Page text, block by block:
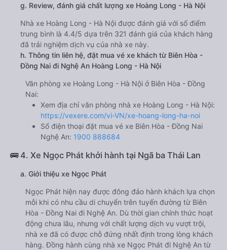
g. Review, đánh giá chất lượng xe Hoàng Long - Hà Nội
Nhà xe Hoàng Long - Hà Nội được đánh giá với số điểm
trung bình là 4.4/5 dựa trên 321 đánh giá của khách hàng
đã trải nghiệm dịch vụ của nhà xe này.
h. Thông tin liên hệ, đặt mua vé xe khách từ Biên Hòa -
Đồng Nai đi Nghệ An Hoàng Long - Hà Nội
Văn phòng xe Hoàng Long - Hà Nội ở Biên Hòa - Đồng
Nai:
Xem địa chỉ văn phòng nhà xe Hoàng Long - Hà Nội:
https://vexere.com/vi-VN/xe-hoang-long-ha-noi
Số điện thoại đặt mua vé xe Biên Hòa - Đồng Nai
Nghệ An: 1900 888684
🚌 4. Xe Ngọc Phát khởi hành tại Ngã ba Thái Lan
a. Giới thiệu xe Ngọc Phát
Ngọc Phát hiện nay được đông đảo hành khách lựa chọn
mỗi khi có nhu cầu di chuyển trên tuyến đường từ Biên
Hòa - Đồng Nai đi Nghệ An. Dù thời gian chính thức hoạt
động chưa lâu, nhưng với chất lượng dịch vụ vượt trội,
nhà xe đã có được chỗ đứng nhất định trong lòng khách
hàng. Đồng hành cùng nhà xe Ngọc Phát đi Nghệ An từ